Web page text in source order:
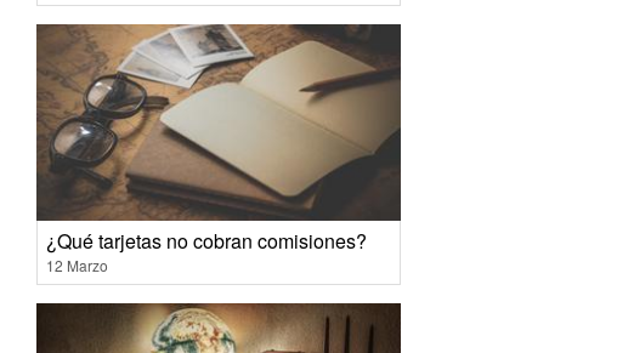
¿Qué tarjetas no cobran comisiones?
12 Marzo